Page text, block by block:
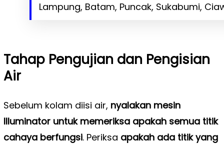
Lampung, Batam, Puncak, Sukabumi,
Tahap Pengujian dan Pengisian
Air
Sebelum kolam diisi air, nyalakan mesin
Illuminator untuk memeriksa apakah semua titik
cahaya berfungsi. Periksa apakah ada titik yang